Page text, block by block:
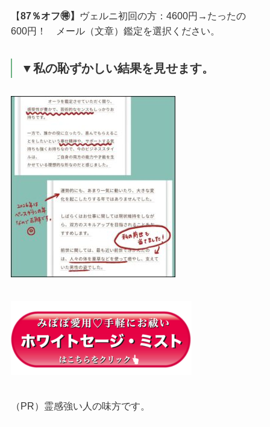
【87％オフ🉐】
ヴェルニ初回の方：4600円→たったの
600円！ メール（文章）鑑定を選択ください。
▼私の恥ずかしい結果を見せます。
（PR）霊感強い人の味方です。